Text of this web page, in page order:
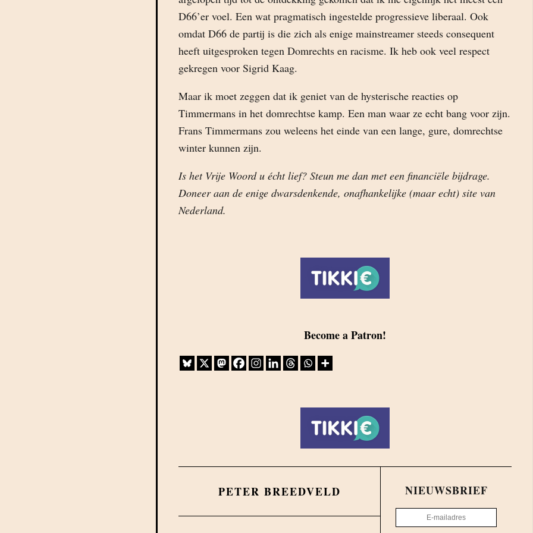
D66’er voel. Een wat pragmatisch ingestelde progressieve liberaal. Ook
omdat D66 de partij is die zich als enige mainstreamer steeds consequent
heeft uitgesproken tegen Domrechts en racisme. Ik heb ook veel respect
gekregen voor Sigrid Kaag.
Maar ik moet zeggen dat ik geniet van de hysterische reacties op
Timmermans in het domrechtse kamp. Een man waar ze echt bang voor zijn.
Frans Timmermans zou weleens het einde van een lange, gure, domrechtse
winter kunnen zijn.
Is het Vrije Woord u écht lief? Steun me dan met een financiële bijdrage.
Doneer aan de enige dwarsdenkende, onafhankelijke (maar echt) site van
Nederland.
Become a Patron!
PETER BREEDVELD NIEUWSBRIEF